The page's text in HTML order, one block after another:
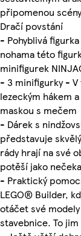
připomenou
Dračí povstání
- Pohyblivá
nohama této
minifigurek
- 3 minifigurky -
lezeckým hákem
maskou s mečem
- Dárek s
představuje
rády hrají na své
potěší jako
- Praktický
LEGO® Builder,
otáčet své
stavebnice. To